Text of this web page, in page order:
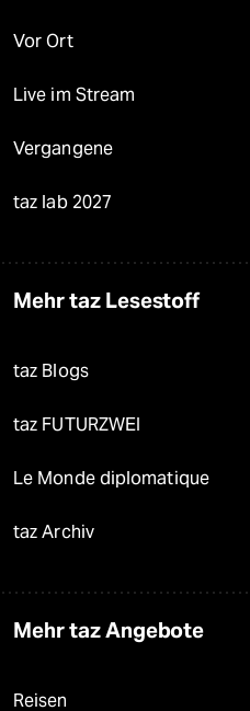
Vor Ort
Live im Stream
Vergangene
taz lab 2027
Mehr taz Lesestoff
taz Blogs
taz FUTURZWEI
Le Monde diplomatique
taz Archiv
Mehr taz Angebote
Reisen